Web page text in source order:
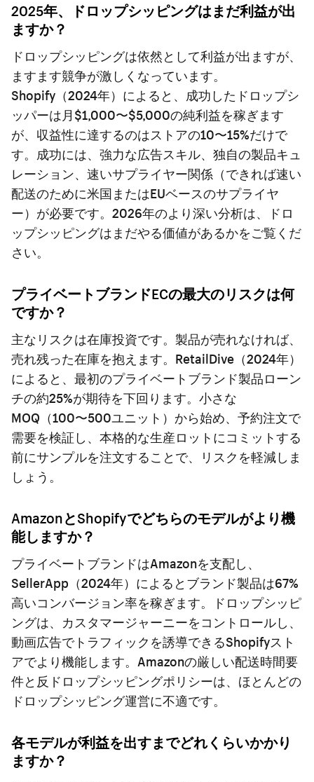
2025年、ドロップシッピングはまだ利益が出
ますか？
ドロップシッピングは依然として利益が出ますが、
ますます競争が激しくなっています。
Shopify（2024年）によると、成功したドロップシ
ッパーは月$1,000〜$5,000の純利益を稼ぎます
が、収益性に達するのはストアの10〜15%だけで
す。成功には、強力な広告スキル、独自の製品キュ
レーション、速いサプライヤー関係（できれば速い
配送のために米国またはEUベースのサプライヤ
ー）が必要です。2026年のより深い分析は、
ドロ
ップシッピングはまだやる価値があるかをご覧くだ
さい。
プライベートブランドECの最大のリスクは何
ですか？
主なリスクは在庫投資です。製品が売れなければ、
売れ残った在庫を抱えます。RetailDive（2024年）
によると、最初のプライベートブランド製品ローン
チの約25%が期待を下回ります。小さな
MOQ（100〜500ユニット）から始め、予約注文で
需要を検証し、本格的な生産ロットにコミットする
前にサンプルを注文することで、リスクを軽減しま
しょう。
AmazonとShopifyでどちらのモデルがより機
能しますか？
プライベートブランドはAmazonを支配し、
SellerApp（2024年）によるとブランド製品は67%
高いコンバージョン率を稼ぎます。ドロップシッピ
ングは、カスタマージャーニーをコントロールし、
動画広告でトラフィックを誘導できるShopifyスト
アでより機能します。Amazonの厳しい配送時間要
件と反ドロップシッピングポリシーは、ほとんどの
ドロップシッピング運営に不適です。
各モデルが利益を出すまでどれくらいかかり
ますか？